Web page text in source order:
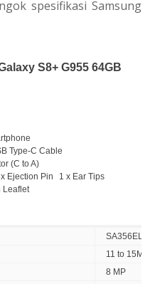
spesifikasi Samsung
S8+ G955 64GB
Type-C Cable
(C to A)
Ejection Pin
1 x Ear Tips
Leaflet
11 to 15MP
8 MP